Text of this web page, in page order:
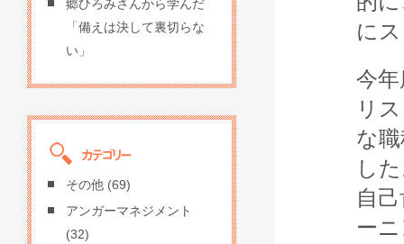
に
今
リ
な
し
自
ー
郷ひろみさんから学んだ
「備えは決して裏切らな
い」
その他 (69)
アンガーマネジメント
(32)